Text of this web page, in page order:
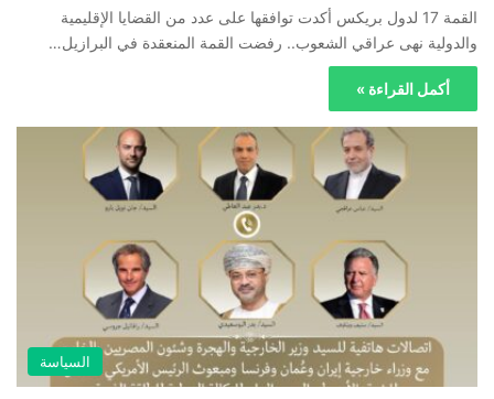
القمة 17 لدول بريكس أكدت توافقها على عدد من القضايا الإقليمية
والدولية نهى عراقي الشعوب.. رفضت القمة المنعقدة في البرازيل…
أكمل القراءة »
السياسة